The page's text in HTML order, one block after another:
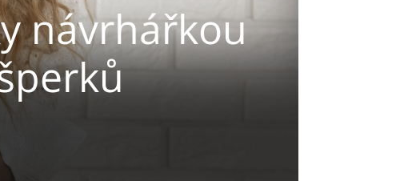
návrhářkou